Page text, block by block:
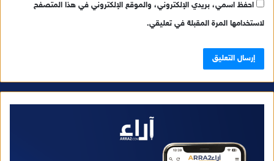
احفظ اسمي، بريدي الإلكتروني، والموقع الإلكتروني في هذا المتصفح
لاستخدامها المرة المقبلة في تعليقي.